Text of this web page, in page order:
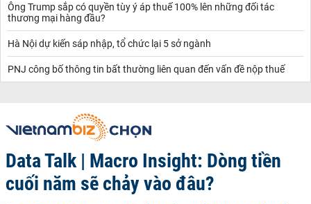
Ông Trump sắp có quyền tùy ý áp thuế 100% lên những đối tác
thương mại hàng đầu?
Hà Nội dự kiến sáp nhập, tổ chức lại 5 sở ngành
PNJ công bố thông tin bất thường liên quan đến vấn đề nộp thuế
Data Talk | Macro Insight: Dòng tiền
cuối năm sẽ chảy vào đâu?